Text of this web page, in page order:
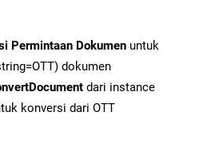
Permintaan Dokumen untuk
dokumen
dari instance
konversi dari OTT